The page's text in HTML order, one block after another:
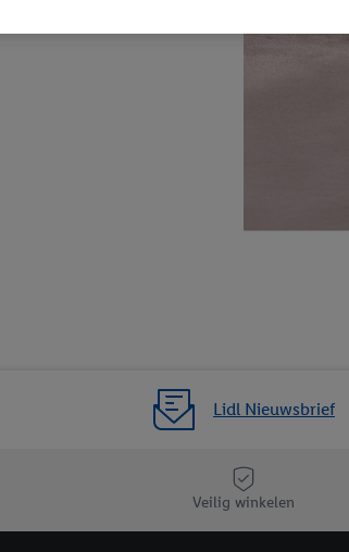
Lidl Nieuwsbrief
Veilig winkelen
geeft, dan kunnen retargeting advertenties
(bijvoorbeeld door het product in een
De retargeting advertenties kunnen op
als verschillende eindapparaten en